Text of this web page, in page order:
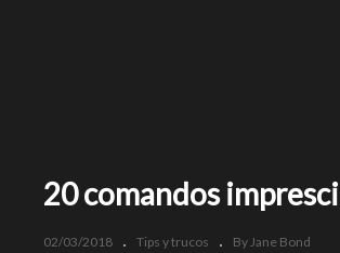
20 comandos
02/03/2018 Tips y trucos By Jane Bond